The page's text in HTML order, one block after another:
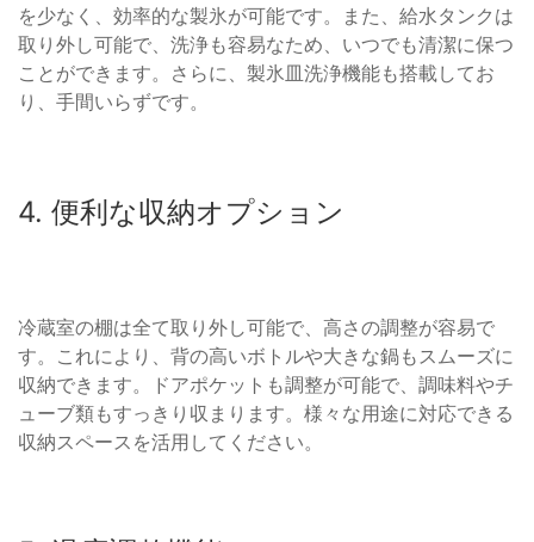
を少なく、効率的な製氷が可能です。また、給水タンクは
取り外し可能で、洗浄も容易なため、いつでも清潔に保つ
ことができます。さらに、製氷皿洗浄機能も搭載してお
り、手間いらずです。
4. 便利な収納オプション
冷蔵室の棚は全て取り外し可能で、高さの調整が容易で
す。これにより、背の高いボトルや大きな鍋もスムーズに
収納できます。ドアポケットも調整が可能で、調味料やチ
ューブ類もすっきり収まります。様々な用途に対応できる
収納スペースを活用してください。